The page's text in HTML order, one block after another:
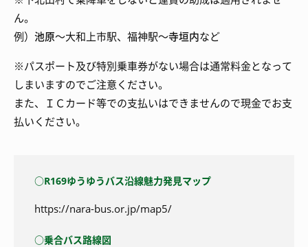
ん。
例） 池原～大和上市駅、福神駅～寺垣内など
※パスポート及び特別乗車券がない場合は通常料金となって
しまいますのでご注意ください。
また、ＩＣカード等での支払いはできませんので現金でお支
払いください。
○R169ゆうゆうバス沿線魅力発見マップ
https://nara-bus.or.jp/map5/
○乗合バス路線図